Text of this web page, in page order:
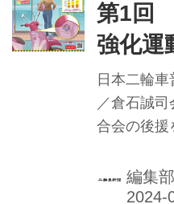
第1回
強化運
「バイ
はキー
日本二輪
／倉石誠
合会の後援
（火）〜
り全国展
編集部